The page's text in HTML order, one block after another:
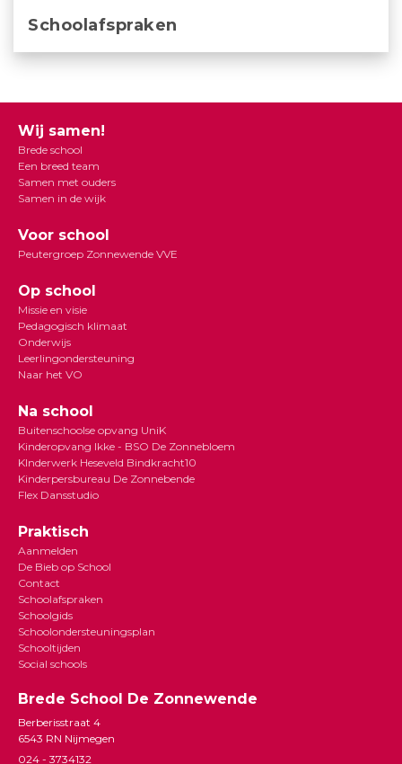
Schoolafspraken
Wij samen!
Brede school
Een breed team
Samen met ouders
Samen in de wijk
Voor school
Peutergroep Zonnewende VVE
Op school
Missie en visie
Pedagogisch klimaat
Onderwijs
Leerlingondersteuning
Naar het VO
Na school
Buitenschoolse opvang UniK
Kinderopvang Ikke - BSO De Zonnebloem
KInderwerk Heseveld Bindkracht10
Kinderpersbureau De Zonnebende
Flex Dansstudio
Praktisch
Aanmelden
De Bieb op School
Contact
Schoolafspraken
Schoolgids
Schoolondersteuningsplan
Schooltijden
Social schools
Brede School De Zonnewende
Berberisstraat 4
6543 RN Nijmegen
024 - 3734132